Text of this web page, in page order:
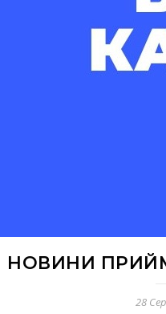
НОВИНИ
28